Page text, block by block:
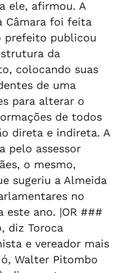
ele, afirmou. A
Câmara foi feita
prefeito publicou
da
colocando suas
de uma
para alterar o
de todos
direta e indireta. A
pelo assessor
o mesmo,
sugeriu a Almeida
no
este ano. |OR ###
diz Toroca
e vereador mais
Walter Pitombo